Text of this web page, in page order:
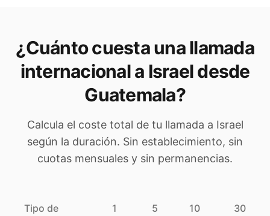
¿Cuánto cuesta una llamada
internacional a Israeldesde
Guatemala?
Calcula el coste total de tu llamada a Israel
según la duración. Sin establecimiento, sin
cuotas mensuales y sin permanencias.
Tipo de
1
5
10
30